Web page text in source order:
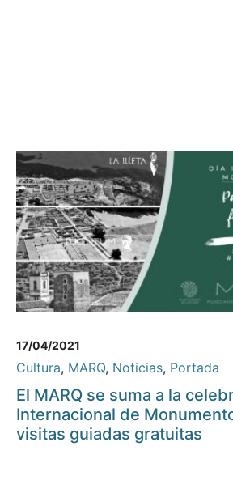
17/04/2021
Cultura, MARQ, Noticias, Portada
El MARQ se suma a la
Internacional de
visitas guiadas gratuitas